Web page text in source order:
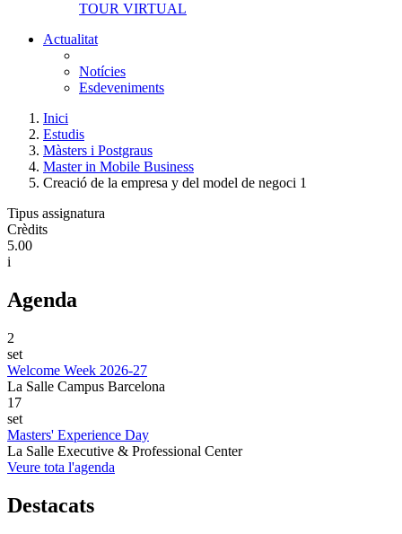
TOUR VIRTUAL
Actualitat
Notícies
Esdeveniments
Inici
Estudis
Màsters i Postgraus
Master in Mobile Business
Creació de la empresa y del model de negoci 1
Tipus assignatura
Crèdits
5.00
i
Agenda
2
set
Welcome Week 2026-27
La Salle Campus Barcelona
17
set
Masters' Experience Day
La Salle Executive & Professional Center
Veure tota l'agenda
Destacats